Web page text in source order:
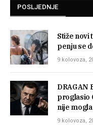
POSLJEDNJE
Stiže novi
penju se
9 kolovoza,
DRAGAN
proglasio
nije
9 kolovoza,